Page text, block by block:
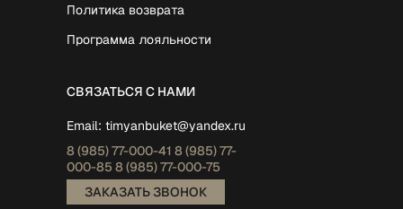
Политика возврата
Программа лояльности
СВЯЗАТЬСЯ С НАМИ
Email: timyanbuket@yandex.ru
8 (985)77-000-41 8 (985)77-
000-85 8 (985)77-000-75
ЗАКАЗАТЬ ЗВОНОК